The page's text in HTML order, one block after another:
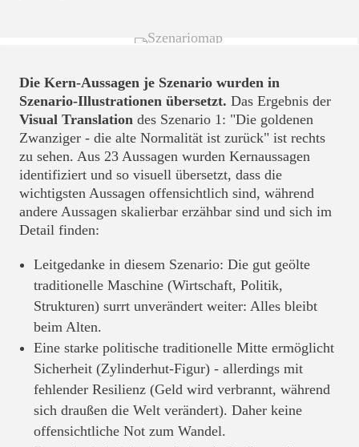
Die Kern-Aussagen je Szenario wurden in
Szenario-Illustrationen übersetzt.Das Ergebnis der
Visual Translationdes Szenario 1: "Die goldenen
Zwanziger - die alte Normalität ist zurück" ist rechts
zu sehen. Aus 23 Aussagen wurden Kernaussagen
identifiziert und so visuell übersetzt, dass die
wichtigsten Aussagen offensichtlich sind, während
andere Aussagen skalierbar erzähbar sind und sich im
Detail finden:
Leitgedanke in diesem Szenario: Die gut geölte
traditionelle Maschine (Wirtschaft, Politik,
Strukturen) surrt unverändert weiter: Alles bleibt
beim Alten.
Eine starke politische traditionelle Mitte ermöglicht
Sicherheit (Zylinderhut-Figur) - allerdings mit
fehlender Resilienz (Geld wird verbrannt, während
sich draußen die Welt verändert). Daher keine
offensichtliche Not zum Wandel.